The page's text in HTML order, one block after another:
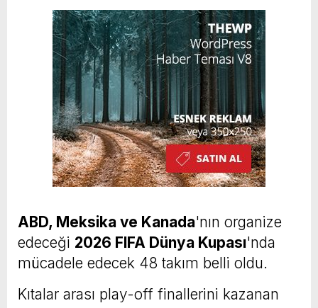
ABD, Meksika ve Kanada'nın organize
edeceği 2026 FIFA Dünya Kupası'nda
mücadele edecek 48 takım belli oldu.
Kıtalar arası play-off finallerini kazanan